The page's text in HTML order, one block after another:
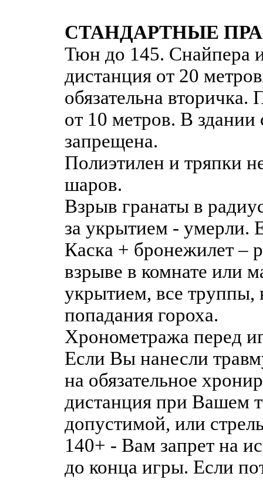
СТАНДАРТНЫЕ
Тюн до 145. Снайпера
дистанция от 20
обязательна
от 10 метров. В здании
запрещена.
Полиэтилен и тряпки
шаров.
Взрыв гранаты в
за укрытием - умерли.
Каска + бронежилет –
взрыве в комнате или
укрытием, все труппы,
попадания гороха.
Хронометража перед
Если Вы нанесли
на обязательное
дистанция при Вашем
допустимой, или
140+ - Вам запрет на
до конца игры. Если